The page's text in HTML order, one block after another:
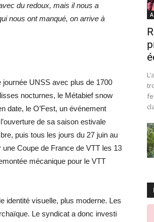
du redoux, mais il nous a
nous ont manqué, on arrive à
journée UNSS avec plus de 1700
nocturnes, le Métabief snow
date, le O’Fest, un événement
de sa saison estivale
puis tous les jours du 27 juin au
Coupe de France de VTT les 13
mécanique pour le VTT
identité visuelle, plus moderne. Les
Le syndicat a donc investi